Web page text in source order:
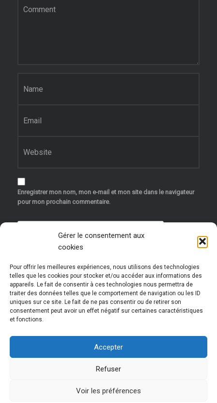
Gérer le consentement aux
cookies
Pour offrir les meilleures expériences, nous utilisons des technologies
telles que les cookies pour stocker et/ou accéder aux informations des
appareils. Le fait de consentir à ces technologies nous permettra de
traiter des données telles que le comportement de navigation ou les ID
uniques sur ce site. Le fait de ne pas consentir ou de retirer son
consentement peut avoir un effet négatif sur certaines caractéristiques
et fonctions.
Accepter
Refuser
Voir les préférences
Enregistrer mon nom, mon e-mail et mon site dans le navigateur
pour mon prochain commentaire.
Ce site utilise Akismet pour réduire les indésirables.
En savoir plus sur la façon dont les données de vos
commentaires sont traitées.